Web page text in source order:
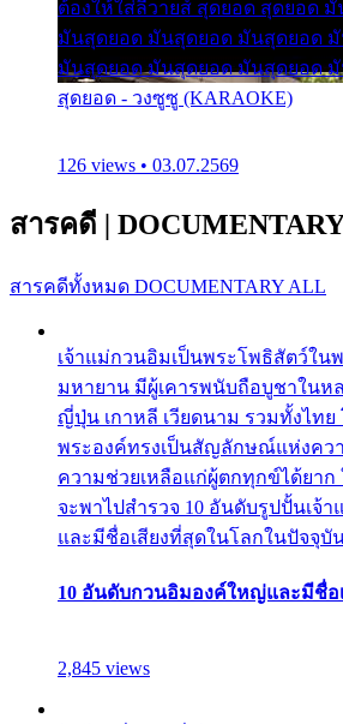
ต้องให้ใส่ลีวายส์ สุดยอด สุดยอด
มันสุดยอด มันสุดยอด มันสุดยอด
มันสุดยอด มันสุดยอด มันสุดยอด
สุดยอด - วงซูซู (KARAOKE)
126 views • 03.07.2569
สารคดี |
สารคดีทั้งหมด DOCUMENTARY ALL
เจ้าแม่กวนอิมเป็นพระโพธิสัตว์ใน
มหายาน มีผู้เคารพนับถือบูชาในห
ญี่ปุ่น เกาหลี เวียดนาม รวมทั้งไทย
พระองค์ทรงเป็นสัญลักษณ์แห่งคว
ความช่วยเหลือแก่ผู้ตกทุกข์ได้ยาก
จะพาไปสำรวจ 10 อันดับรูปปั้นเจ้
และมีชื่อเสียงที่สุดในโลกในปัจจุบั
10 อันดับกวนอิมองค์ใหญ่และมีชื่อ
2,845 views